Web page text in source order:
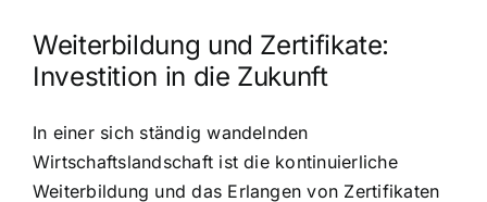
Weiterbildung und Zertifikate:
Investition in die Zukunft
In einer sich ständig wandelnden
Wirtschaftslandschaft ist die kontinuierliche
Weiterbildung und das Erlangen von Zertifikaten